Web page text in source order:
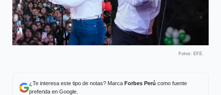
Fotos: EFE.
¿Te interesa este tipo de notas? Marca Forbes Perú como fuente
preferida en Google.